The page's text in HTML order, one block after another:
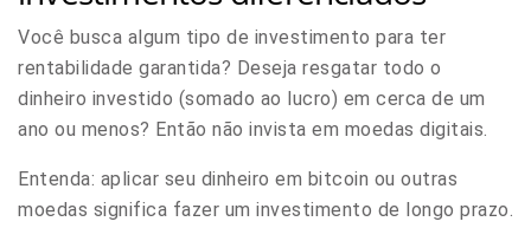
Você busca algum tipo de investimento para ter
rentabilidade garantida? Deseja resgatar todo o
dinheiro investido (somado ao lucro) em cerca de um
ano ou menos? Então não invista em moedas digitais.
Entenda: aplicar seu dinheiro em bitcoin ou outras
moedas significa fazer um investimento de longo prazo.